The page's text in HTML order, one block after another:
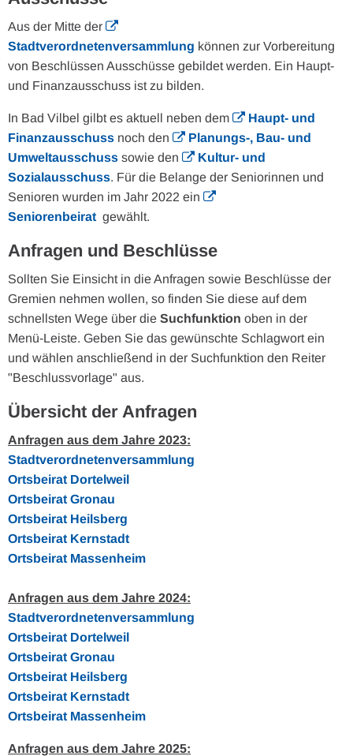
Aus der Mitte der
Stadtverordnetenversammlung können zur Vorbereitung
von Beschlüssen Ausschüsse gebildet werden. Ein Haupt-
und Finanzausschuss ist zu bilden.
In Bad Vilbel gilbt es aktuell neben dem
Haupt- und
Finanzausschuss noch den
Planungs-, Bau- und
Umweltausschuss sowie den
Kultur- und
Sozialausschuss. Für die Belange der Seniorinnen und
Senioren wurden im Jahr 2022 ein
Seniorenbeirat gewählt.
Anfragen und Beschlüsse
Sollten Sie Einsicht in die Anfragen sowie Beschlüsse der
Gremien nehmen wollen, so finden Sie diese auf dem
schnellsten Wege über die Suchfunktion oben in der
Menü-Leiste. Geben Sie das gewünschte Schlagwort ein
und wählen anschließend in der Suchfunktion den Reiter
"Beschlussvorlage" aus.
Übersicht der Anfragen
Anfragen aus dem Jahre 2023:
Stadtverordnetenversammlung
Ortsbeirat Dortelweil
Ortsbeirat Gronau
Ortsbeirat Heilsberg
Ortsbeirat Kernstadt
Ortsbeirat Massenheim
Anfragen aus dem Jahre 2024:
Stadtverordnetenversammlung
Ortsbeirat Dortelweil
Ortsbeirat Gronau
Ortsbeirat Heilsberg
Ortsbeirat Kernstadt
Ortsbeirat Massenheim
Anfragen aus dem Jahre 2025: